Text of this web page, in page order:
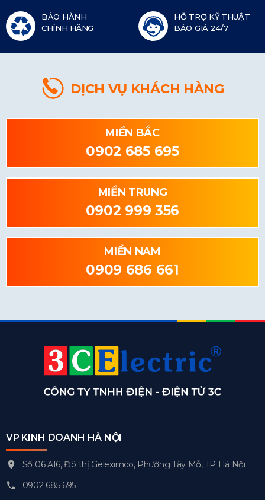
BẢO HÀNH
CHÍNH HÃNG
HỖ TRỢ KỸ THUẬT
BÁO GIÁ 24/7
DỊCH VỤ KHÁCH HÀNG
MIỀN BẮC
0902 685 695
MIỀN TRUNG
0902 999 356
MIỀN NAM
0909 686 661
VP KINH DOANH HÀ NỘI
Số 06 A16, Đô thị Geleximco, Phường Tây Mỗ, TP Hà Nội
0902 685 695